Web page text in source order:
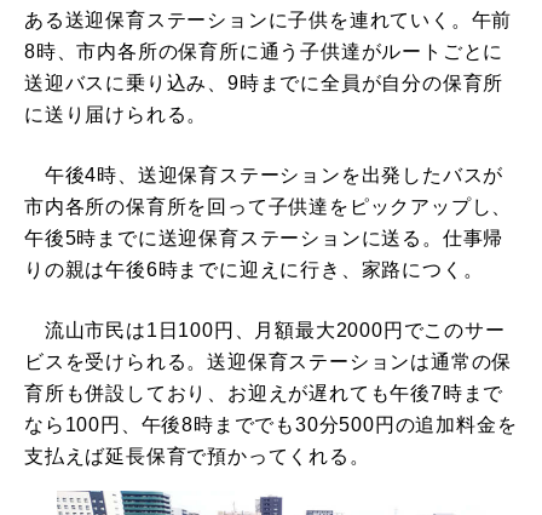
ある送迎保育ステーションに子供を連れていく。午前
8時、市内各所の保育所に通う子供達がルートごとに
送迎バスに乗り込み、9時までに全員が自分の保育所
に送り届けられる。
午後4時、送迎保育ステーションを出発したバスが
市内各所の保育所を回って子供達をピックアップし、
午後5時までに送迎保育ステーションに送る。仕事帰
りの親は午後6時までに迎えに行き、家路につく。
流山市民は1日100円、月額最大2000円でこのサー
ビスを受けられる。送迎保育ステーションは通常の保
育所も併設しており、お迎えが遅れても午後7時まで
なら100円、午後8時まででも30分500円の追加料金を
支払えば延長保育で預かってくれる。